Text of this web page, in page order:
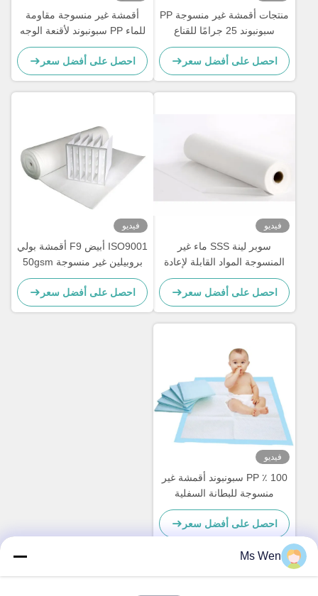
منتجات أقمشة غير منسوجة PP
سبونبوند 25 جرامًا للقناع
الجراحي
احصل على أفضل سعر
أقمشة غير منسوجة مقاومة
للماء PP سبونبوند لأقنعة الوجه
ثلاثية الطبقات N95 KF94
احصل على أفضل سعر
فيديو
سوبر لينة SSS ماء غير
المنسوجة المواد القابلة لإعادة
التدوير لصنع حفاضات
احصل على أفضل سعر
فيديو
ISO9001 أبيض F9 أقمشة بولي
بروبيلين غير منسوجة 50gsm
لأجهزة تنقية الهواء
احصل على أفضل سعر
فيديو
100 ٪ PP سبونبوند أقمشة غير
منسوجة للبطانة السفلية
احصل على أفضل سعر
Ms Wen